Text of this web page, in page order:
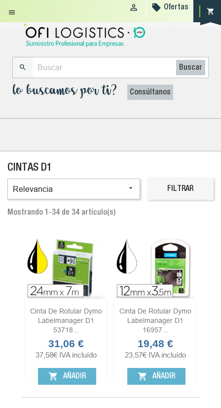
 shopping_cart
  Ofertas
 Buscar
lo buscamos por ti? Consúltanos
CINTAS D1
Relevancia  FILTRAR
Mostrando 1-34 de 34 artículo(s)
Cinta De Rotular Dymo
Labelmanager D1
53718...
Precio
31,06 €
37,58€ IVA incluído
shopping_cart AÑADIR
Cinta De Rotular Dymo
Labelmanager D1
16957...
Precio
19,48 €
23,57€ IVA incluído
shopping_cart AÑADIR